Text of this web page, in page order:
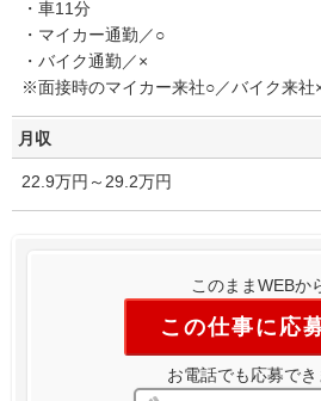
・車11分
・マイカー通勤／○
・バイク通勤／×
※面接時のマイカー来社○／バイク来社
月収
22.9万円～29.2万円
このままWEBか
この仕事に応
お電話でも応募でき